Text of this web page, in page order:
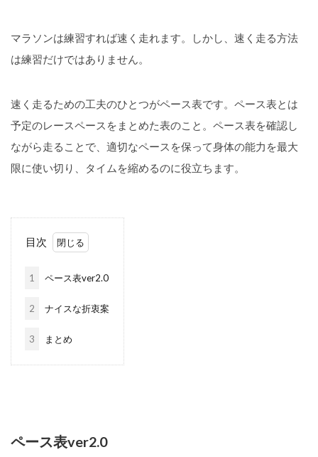
マラソンは練習すれば速く走れます。しかし、速く走る方法
は練習だけではありません。
速く走るための工夫のひとつがペース表です。ペース表とは
予定のレースペースをまとめた表のこと。ペース表を確認し
ながら走ることで、適切なペースを保って身体の能力を最大
限に使い切り、タイムを縮めるのに役立ちます。
目次
1 ペース表ver2.0
2 ナイスな折衷案
3 まとめ
ペース表ver2.0